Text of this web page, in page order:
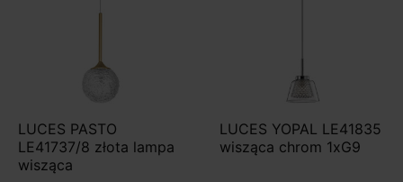
LUCES PASTO
LE41737/8 złota lampa
wisząca
LUCES YOPAL LE41835
wisząca chrom 1xG9